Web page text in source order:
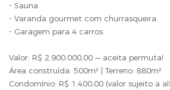
- Sauna
- Varanda gourmet com churrasqueira
- Garagem para 4 carros
Valor: R$ 2.900.000,00 — aceita permuta!
Área construída: 500m² | Terreno: 880m²
Condomínio: R$ 1.400,00 (valor sujeito a